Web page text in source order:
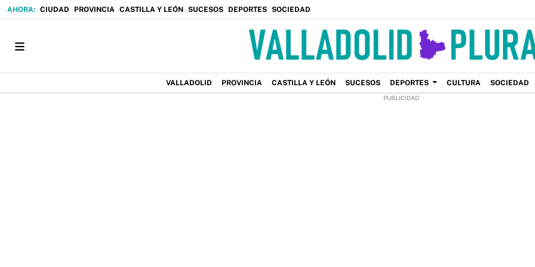
CIUDAD PROVINCIA CASTILLA Y LEÓN SUCESOS DEPORTES SOCIEDAD
VALLADOLID PROVINCIA CASTILLA Y LEÓN SUCESOS DEPORTES CULTURA SOCIEDAD